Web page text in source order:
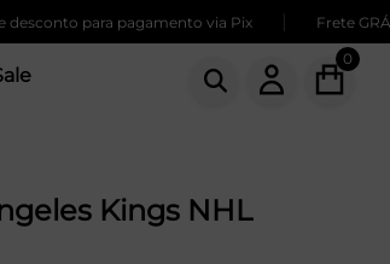
para pagamento via Pix | Frete GRÁTIS
0
Kings NHL